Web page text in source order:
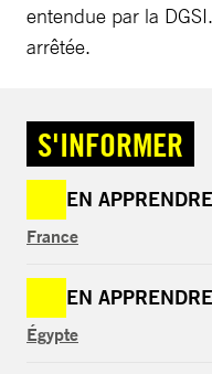
entendue par la
arrêtée.
S'INFORMER
EN
France
EN
Égypte